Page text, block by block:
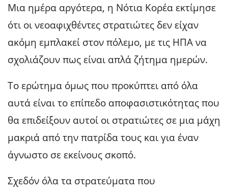
Μια ημέρα αργότερα, η Νότια Κορέα εκτίμησε
ότι οι νεοαφιχθέντες στρατιώτες δεν είχαν
ακόμη εμπλακεί στον πόλεμο, με τις ΗΠΑ να
σχολιάζουν πως είναι απλά ζήτημα ημερών.
Το ερώτημα όμως που προκύπτει από όλα
αυτά είναι το επίπεδο αποφασιστικότητας που
θα επιδείξουν αυτοί οι στρατιώτες σε μια μάχη
μακριά από την πατρίδα τους και για έναν
άγνωστο σε εκείνους σκοπό.
Σχεδόν όλα τα στρατεύματα που